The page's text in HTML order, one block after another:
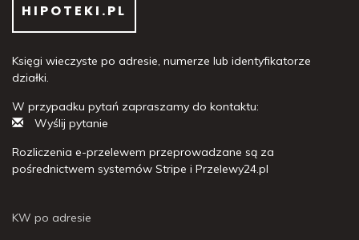
HIPOTEKI.PL
Księgi wieczyste po adresie, numerze lub identyfikatorze
działki.
W przypadku pytań zapraszamy do kontaktu:
Wyślij pytanie
Rozliczenia e-przelewem przeprowadzane są za
pośrednictwem systemów Stripe i Przelewy24.pl
KW po adresie